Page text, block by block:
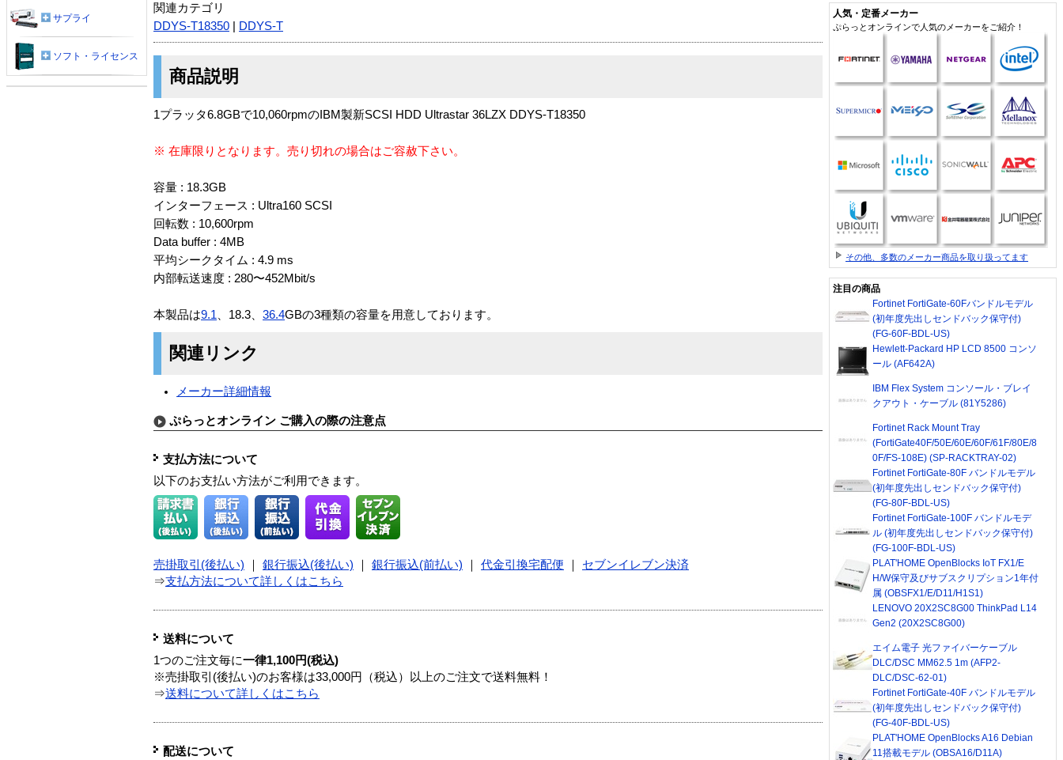
関連カテゴリ
DDYS-T18350
DDYS-T
商品説明
1プラッタ6.8GBで10,060rpmのIBM製新SCSI HDD Ultrastar 36LZX DDYS-T18350
※ 在庫限りとなります。売り切れの場合はご容赦下さい。
容量 : 18.3GB
インターフェース : Ultra160 SCSI
回転数 : 10,600rpm
Data buffer : 4MB
平均シークタイム : 4.9 ms
内部転送速度 : 280〜452Mbit/s
本製品は9.1 、18.3、 36.4GBの3種類の容量を用意しております。
関連リンク
メーカー詳細情報
ぷらっとオンライン ご購入の際の注意点
支払方法について
以下のお支払い方法がご利用できます。
売掛取引(後払い) 銀行振込(後払い) 銀行振込(前払い) 代金引換宅配便
セブンイレブン決済
⇒支払方法について詳しくはこちら
送料について
1つのご注文毎に一律1,100円(税込)
※売掛取引(後払い)のお客様は33,000円（税込）以上のご注文で送料無料！
⇒送料について詳しくはこちら
配送について
サプライ
ソフト・ライセンス
人気・定番メーカー
ぷらっとオンラインで人気のメーカーをご紹介！
その他、多数のメーカー商品を取り扱ってます
注目の商品
Fortinet FortiGate-60Fバンドルモデル
(初年度先出しセンドバック保守付)
(FG-60F-BDL-US)
Hewlett-Packard HP LCD 8500 コンソ
ール (AF642A)
IBM Flex System コンソール・ブレイ
クアウト・ケーブル (81Y5286)
Fortinet Rack Mount Tray
(FortiGate40F/50E/60E/60F/61F/80E/8
0F/FS-108E) (SP-RACKTRAY-02)
Fortinet FortiGate-80F バンドルモデル
(初年度先出しセンドバック保守付)
(FG-80F-BDL-US)
Fortinet FortiGate-100F バンドルモデ
ル (初年度先出しセンドバック保守付)
(FG-100F-BDL-US)
PLAT'HOME OpenBlocks IoT FX1/E
H/W保守及びサブスクリプション1年付
属 (OBSFX1/E/D11/H1S1)
LENOVO 20X2SC8G00 ThinkPad L14
Gen2 (20X2SC8G00)
エイム電子 光ファイバーケーブル
DLC/DSC MM62.5 1m (AFP2-
DLC/DSC-62-01)
Fortinet FortiGate-40F バンドルモデル
(初年度先出しセンドバック保守付)
(FG-40F-BDL-US)
PLAT'HOME OpenBlocks A16 Debian
11搭載モデル (OBSA16/D11A)